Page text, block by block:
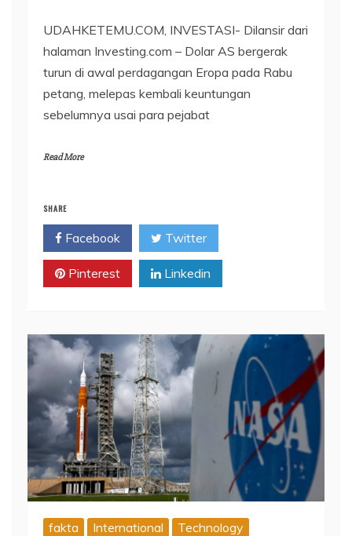
UDAHKETEMU.COM, INVESTASI- Dilansir dari
halaman Investing.com – Dolar AS bergerak
turun di awal perdagangan Eropa pada Rabu
petang, melepas kembali keuntungan
sebelumnya usai para pejabat
Read More
SHARE
Facebook Twitter
Pinterest Linkedin
fakta International Technology